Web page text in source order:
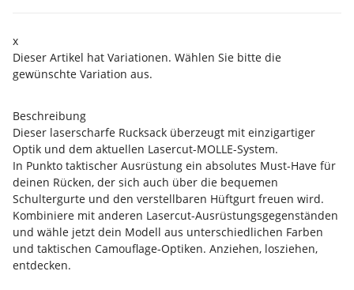
x
Dieser Artikel hat Variationen. Wählen Sie bitte die
gewünschte Variation aus.
Beschreibung
Dieser laserscharfe Rucksack überzeugt mit einzigartiger
Optik und dem aktuellen Lasercut-MOLLE-System.
In Punkto taktischer Ausrüstung ein absolutes Must-Have für
deinen Rücken, der sich auch über die bequemen
Schultergurte und den verstellbaren Hüftgurt freuen wird.
Kombiniere mit anderen Lasercut-Ausrüstungsgegenständen
und wähle jetzt dein Modell aus unterschiedlichen Farben
und taktischen Camouflage-Optiken. Anziehen, losziehen,
entdecken.